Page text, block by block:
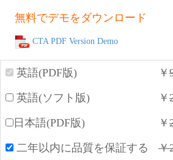
無料でデモをダウンロード
CTA PDF Version Demo
英語(PDF版) ￥
英語(ソフト版) ￥
日本語(PDF版) ￥
二年以内に品質を保証する ￥